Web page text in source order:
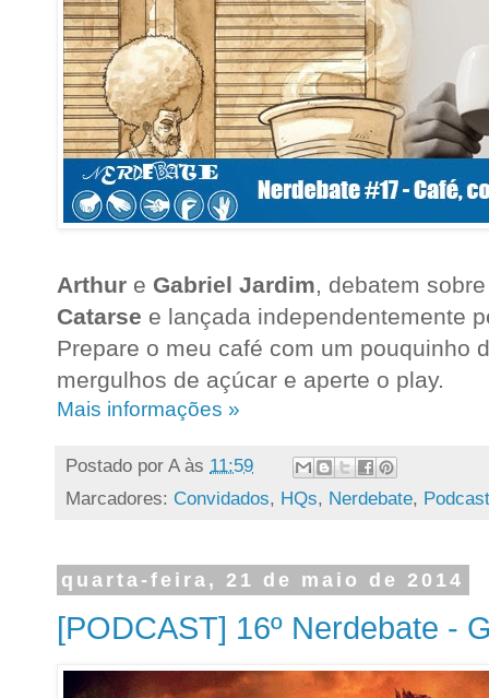
Arthur e Gabriel Jardim, debatem
Catarse e lançada independentemente
Prepare o meu café com um pouquinho
mergulhos de açúcar e aperte o play.
Mais informações »
Postado por A às 11:59
Marcadores: Convidados, HQs, Nerdebate, Podcast
quarta-feira, 21 de maio de 2014
[PODCAST] 16º Nerdebate -